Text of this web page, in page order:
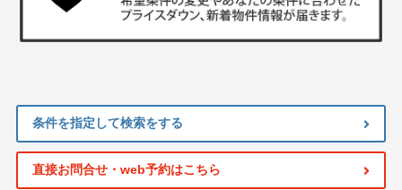
条件を指定して検索をする
直接お問合せ・web予約はこちら